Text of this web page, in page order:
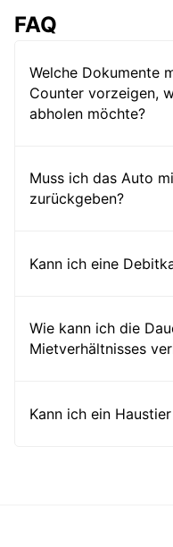
FAQ
Welche Dokumente
Counter vorzeigen,
abholen möchte?
Muss ich das Auto
zurückgeben?
Kann ich eine
Wie kann ich die
Mietverhältnisses
Kann ich ein